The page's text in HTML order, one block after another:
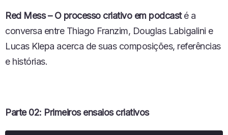
Red Mess – O processo criativo em podcasté a
conversa entre Thiago Franzim, Douglas Labigalini e
Lucas Klepa acerca de suas composições, referências
e histórias.
Parte 02: Primeiros ensaios criativos